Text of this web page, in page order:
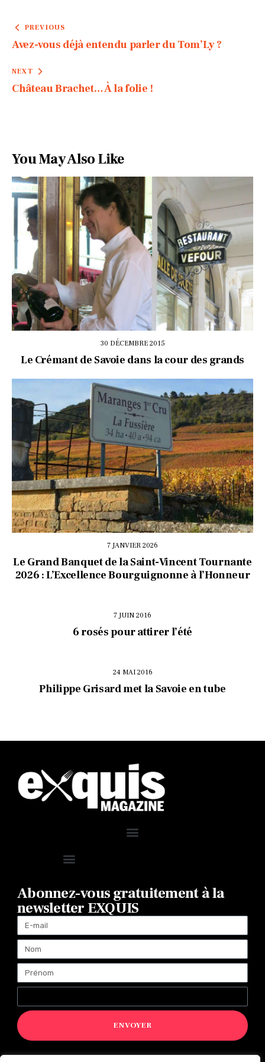
PREVIOUS
Avez-vous déjà entendu parler du Tom’Ly ?
NEXT
Château Brachet… À la folie !
You May Also Like
30 DÉCEMBRE 2015
Le Crémant de Savoie dans la cour des grands
7 JANVIER 2026
Le Grand Banquet de la Saint-Vincent Tournante
2026 : L’Excellence Bourguignonne à l’Honneur
7 JUIN 2016
6 rosés pour attirer l’été
24 MAI 2016
Philippe Grisard met la Savoie en tube
Abonnez-vous gratuitement à la
newsletter EXQUIS
ENVOYER